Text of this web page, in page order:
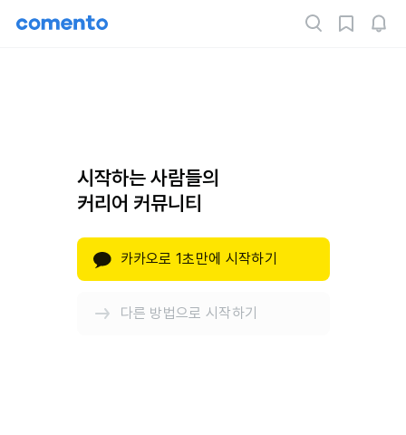
시작하는 사람들의
커리어 커뮤니티
카카오로 1초만에 시작하기
다른 방법으로 시작하기